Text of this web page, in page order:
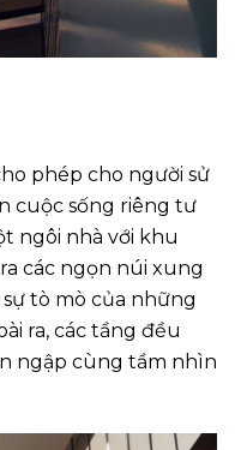
phép cho người sử
cuộc sống riêng tư
ngôi nhà với khu
các ngọn núi xung
tò mò của những
ra, các tầng đều
ngập cùng tầm nhìn